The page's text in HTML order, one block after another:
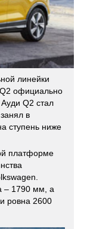
линейки
Q2 официально
Q2 стал
в
ступень ниже
платформе
– 1790 мм, а
ровна 2600